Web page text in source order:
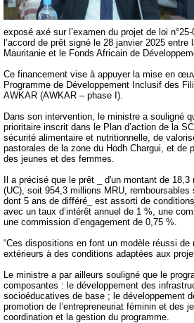
exposé axé sur l’examen du projet de loi
l’accord de prêt signé le 28 janvier 2025
Mauritanie et le Fonds Africain de
Ce financement vise à appuyer la mise en
Programme de Développement Inclusif des
AWKAR (AWKAR – phase I).
Dans son intervention, le ministre a souligné
prioritaire inscrit dans le Plan d’action de la
sécurité alimentaire et nutritionnelle, de
pastorales de la zone du Hodh Chargui, et de
des jeunes et des femmes.
Il a précisé que le prêt _ d'un montant de
(UC), soit 954,3 millions MRU, remboursables
dont 5 ans de différé_ est assorti de
avec un taux d’intérêt annuel de 1 %, une
une commission d’engagement de 0,75 %.
“Ces dispositions en font un modèle réussi
extérieurs à des conditions adaptées aux
Le ministre a par ailleurs souligné que le
composantes : le développement des
socioéducatives de base ; le développement
promotion de l’entrepreneuriat féminin et des
coordination et la gestion du programme.